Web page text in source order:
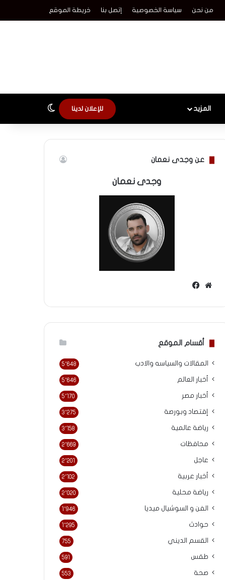
من نحن سياسة الخصوصية إتصل بنا خريطة الموقع
المزيد للإعلان لدينا الوضع المظلم
عن وجدى نعمان
وجدى نعمان
موقع
أقسام الموقع
المقالات والسياسه والادب 5٬648
أخبار العالم 5٬646
أخبار مصر 5٬170
إقتصاد وبورصة 3٬275
رياضة عالمية 3٬158
محافظات 2٬669
عاجل 2٬201
أخبار عربية 2٬102
رياضة محلية 2٬020
الفن و السوشيال ميديا 1٬946
حوادث 1٬295
القسم الديني 755
طقس 591
صحة 553